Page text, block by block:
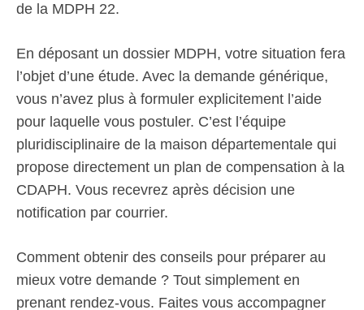
de la MDPH 22.
En déposant un dossier MDPH, votre situation fera
l’objet d’une étude. Avec la demande générique,
vous n’avez plus à formuler explicitement l’aide
pour laquelle vous postuler. C’est l’équipe
pluridisciplinaire de la maison départementale qui
propose directement un plan de compensation à la
CDAPH. Vous recevrez après décision une
notification par courrier.
Comment obtenir des conseils pour préparer au
mieux votre demande ? Tout simplement en
prenant rendez-vous. Faites vous accompagner